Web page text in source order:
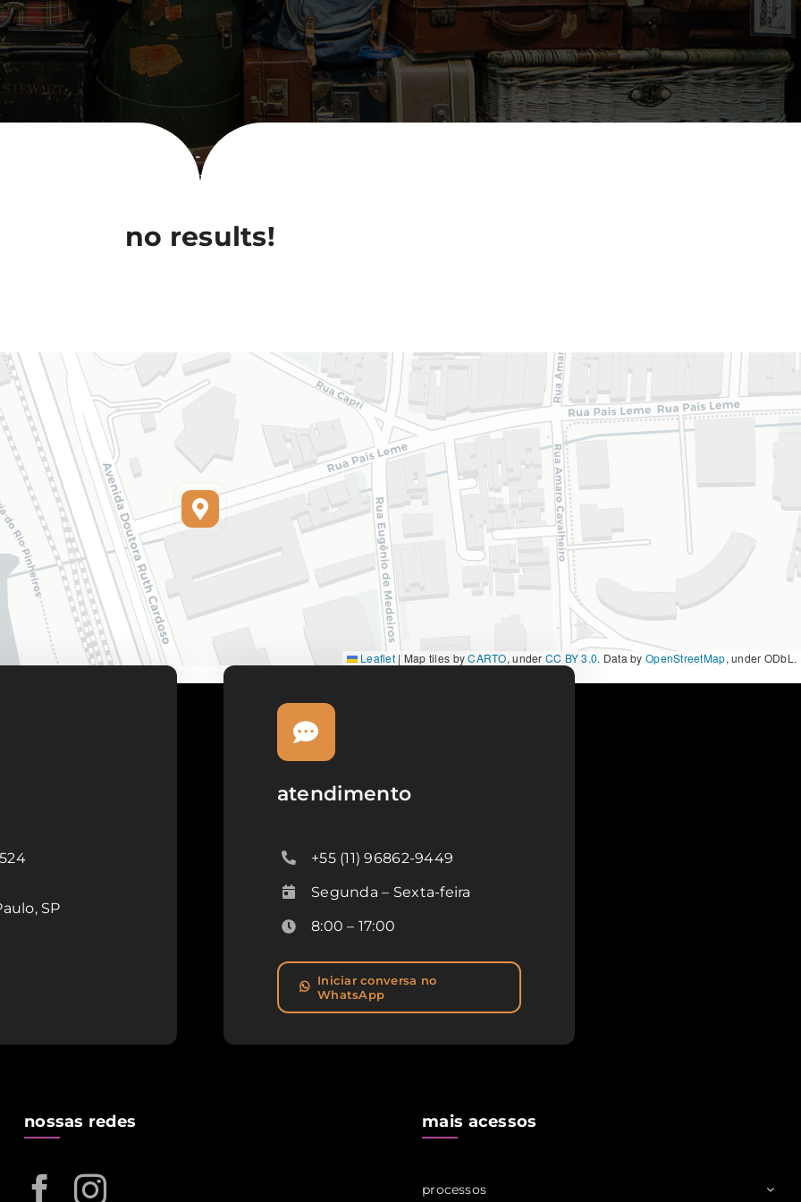
no results!
Leaflet | Map tiles byCARTO, under CC BY 3.0. Data byOpenStreetMap, under ODbL.
SP
atendimento
+55 (11) 96862-9449
Segunda – Sexta-feira
8:00 – 17:00
Iniciar conversa no
WhatsApp
nossas redes mais acessos
processos